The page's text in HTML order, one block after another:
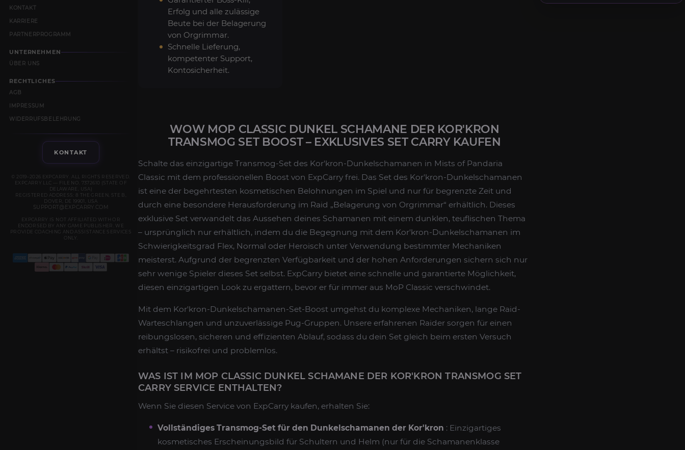
KONTAKT
KARRIERE
PARTNERPROGRAMM
UNTERNEHMEN
ÜBER UNS
RECHTLICHES
AGB
IMPRESSUM
WIDERRUFSBELEHRUNG
KONTAKT
© 2019–2026 EXPCARRY. ALL RIGHTS RESERVED.
EXPCARRY LLC — FILE NO. 7372610 (STATE OF
DELAWARE, USA)
REGISTERED ADDRESS: 8 THE GREEN, STE B,
DOVER, DE 19901, USA
SUPPORT@EXPCARRY.COM
EXPCARRY IS NOT AFFILIATED WITH OR
ENDORSED BY ANY GAME PUBLISHER. WE
PROVIDE COACHING AND ASSISTANCE SERVICES
ONLY.
Erfolg und alle zulässige
Beute bei der Belagerung
von Orgrimmar.
Schnelle Lieferung,
kompetenter Support,
Kontosicherheit.
WOW MOP CLASSIC DUNKEL SCHAMANE DER KOR'KRON
TRANSMOG SET BOOST – EXKLUSIVES SET CARRY KAUFEN
Schalte das einzigartige Transmog-Set des Kor'kron-Dunkelschamanen in Mists of Pandaria
Classic mit dem professionellen Boost von ExpCarry frei. Das Set des Kor'kron-Dunkelschamanen
ist eine der begehrtesten kosmetischen Belohnungen im Spiel und nur für begrenzte Zeit und
durch eine besondere Herausforderung im Raid „Belagerung von Orgrimmar“ erhältlich. Dieses
exklusive Set verwandelt das Aussehen deines Schamanen mit einem dunklen, teuflischen Thema
– ursprünglich nur erhältlich, indem du die Begegnung mit dem Kor'kron-Dunkelschamanen im
Schwierigkeitsgrad Flex, Normal oder Heroisch unter Verwendung bestimmter Mechaniken
meisterst. Aufgrund der begrenzten Verfügbarkeit und der hohen Anforderungen sichern sich nur
sehr wenige Spieler dieses Set selbst. ExpCarry bietet eine schnelle und garantierte Möglichkeit,
diesen einzigartigen Look zu ergattern, bevor er für immer aus MoP Classic verschwindet.
Mit dem Kor'kron-Dunkelschamanen-Set-Boost umgehst du komplexe Mechaniken, lange Raid-
Warteschlangen und unzuverlässige Pug-Gruppen. Unsere erfahrenen Raider sorgen für einen
reibungslosen, sicheren und effizienten Ablauf, sodass du dein Set gleich beim ersten Versuch
erhältst – risikofrei und problemlos.
WAS IST IM MOP CLASSIC DUNKEL SCHAMANE DER KOR'KRON TRANSMOG SET
CARRY SERVICE ENTHALTEN?
Wenn Sie diesen Service von ExpCarry kaufen, erhalten Sie:
Vollständiges Transmog-Set für den Dunkelschamanen der Kor'kron : Einzigartiges
kosmetisches Erscheinungsbild für Schultern und Helm (nur für die Schamanenklasse